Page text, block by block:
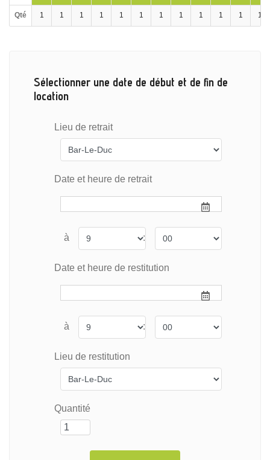
Qté 1 1 1 1 1 1 1 1 1 1 1 1
Sélectionner une date de début et de fin de
location
Lieu de retrait
Date et heure de retrait
à :
Date et heure de restitution
à :
Lieu de restitution
Quantité